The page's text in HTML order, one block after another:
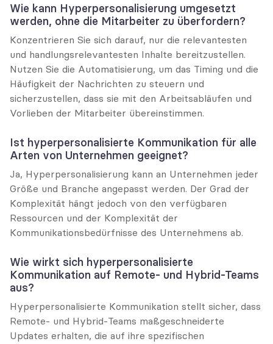
Wie kann Hyperpersonalisierung umgesetzt
werden, ohne die Mitarbeiter zu überfordern?
Konzentrieren Sie sich darauf, nur die relevantesten
und handlungsrelevantesten Inhalte bereitzustellen.
Nutzen Sie die Automatisierung, um das Timing und die
Häufigkeit der Nachrichten zu steuern und
sicherzustellen, dass sie mit den Arbeitsabläufen und
Vorlieben der Mitarbeiter übereinstimmen.
Ist hyperpersonalisierte Kommunikation für alle
Arten von Unternehmen geeignet?
Ja, Hyperpersonalisierung kann an Unternehmen jeder
Größe und Branche angepasst werden. Der Grad der
Komplexität hängt jedoch von den verfügbaren
Ressourcen und der Komplexität der
Kommunikationsbedürfnisse des Unternehmens ab.
Wie wirkt sich hyperpersonalisierte
Kommunikation auf Remote- und Hybrid-Teams
aus?
Hyperpersonalisierte Kommunikation stellt sicher, dass
Remote- und Hybrid-Teams maßgeschneiderte
Updates erhalten, die auf ihre spezifischen